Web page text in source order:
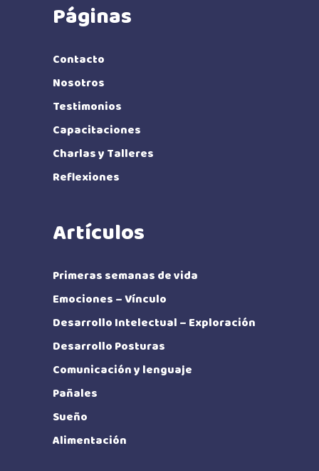
Páginas
Contacto
Nosotros
Testimonios
Capacitaciones
Charlas y Talleres
Reflexiones
Artículos
Primeras semanas de vida
Emociones – Vínculo
Desarrollo Intelectual – Exploración
Desarrollo Posturas
Comunicación y lenguaje
Pañales
Sueño
Alimentación